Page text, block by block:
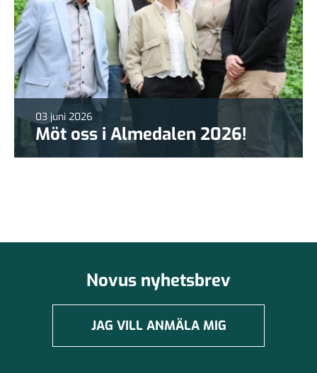
03 juni 2026
Möt oss i Almedalen 2026!
Novus nyhetsbrev
JAG VILL ANMÄLA MIG